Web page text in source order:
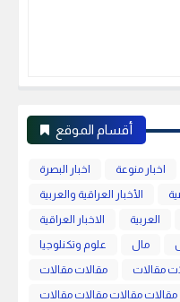
أقسام الموقع
اخبار البصرة اخبار منوعة
الأخبار العراقية والعربية
الاخبار العراقية
العربية
علوم وتكنلوجيا
مال
مقالات مقالات
مقالات
مقالات مقالات مقالات مقالات